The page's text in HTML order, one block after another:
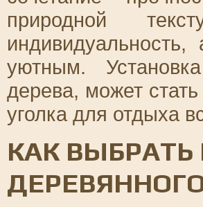
природной
уютным.
дерева, может
уголка для отдыха
КАК